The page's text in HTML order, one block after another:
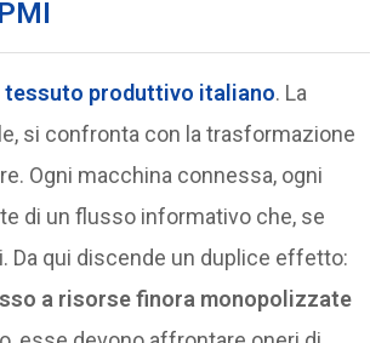
tessuto produttivo italiano. La
si confronta con la trasformazione
Ogni macchina connessa, ogni
di un flusso informativo che, se
Da qui discende un duplice effetto:
a risorse finora monopolizzate